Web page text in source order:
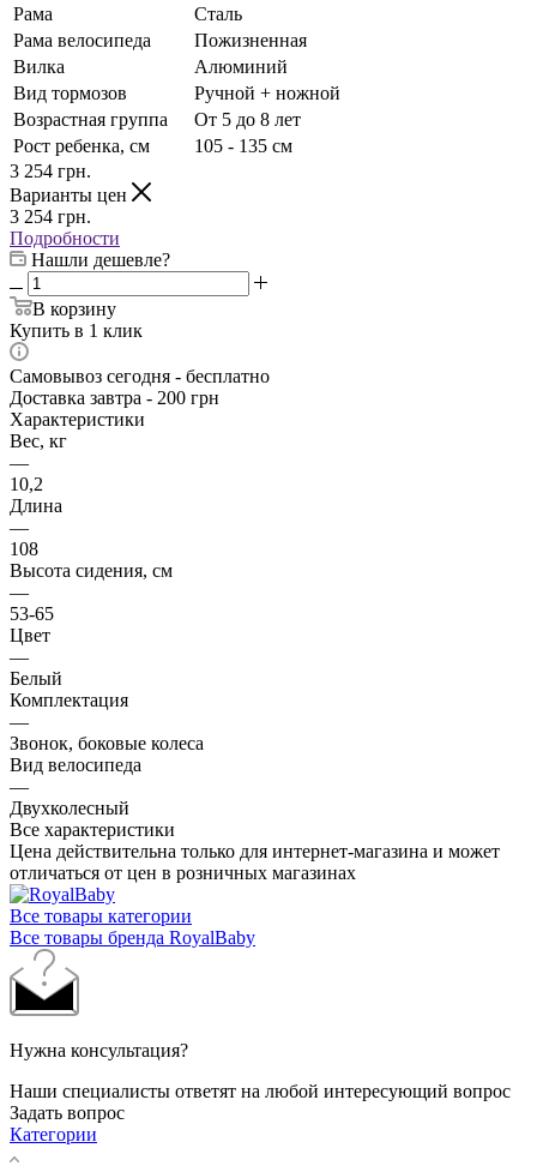
Рама
Сталь
Рама велосипеда
Пожизненная
Вилка
Алюминий
Вид тормозов
Ручной + ножной
Возрастная группа
От 5 до 8 лет
Рост ребенка, см
105 - 135 см
3 254 грн.
Варианты цен
3 254 грн.
Подробности
Нашли дешевле?
В корзину
Купить в 1 клик
Самовывоз сегодня - бесплатно
Доставка завтра - 200 грн
Характеристики
Вес, кг
—
10,2
Длина
—
108
Высота сидения, см
—
53-65
Цвет
—
Белый
Комплектация
—
Звонок, боковые колеса
Вид велосипеда
—
Двухколесный
Все характеристики
Цена действительна только для интернет-магазина и может
отличаться от цен в розничных магазинах
Все товары категории
Все товары бренда RoyalBaby
Нужна консультация?
Наши специалисты ответят на любой интересующий вопрос
Задать вопрос
Категории